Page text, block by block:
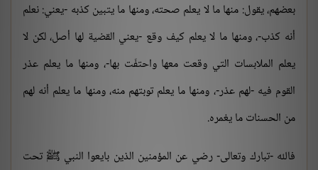
بعضهم، يقول: منها ما لا يعلم صحته، ومنها ما يتبين كذبه -يعني: نعلم
أنه كذب-، ومنها ما لا يعلم كيف وقع -يعني القضية لها أصل، لكن لا
يعلم الملابسات التي وقعت معها واحتفّت بها-، ومنها ما يعلم عذر
القوم فيه -لهم عذر-، ومنها ما يعلم توبتهم منه، ومنها ما يعلم أنه لهم
من الحسنات ما يغمره.
فالله -تبارك وتعالى- رضي عن المؤمنين الذين بايعوا النبي ﷺ تحت